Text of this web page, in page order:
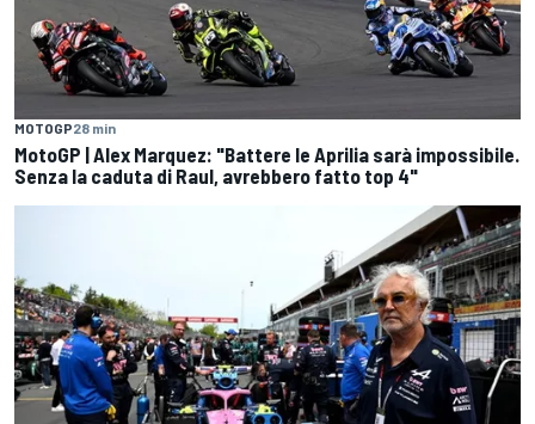
MOTOGP28 min
MotoGP | Alex Marquez: "Battere le Aprilia sarà impossibile.
Senza la caduta di Raul, avrebbero fatto top 4"